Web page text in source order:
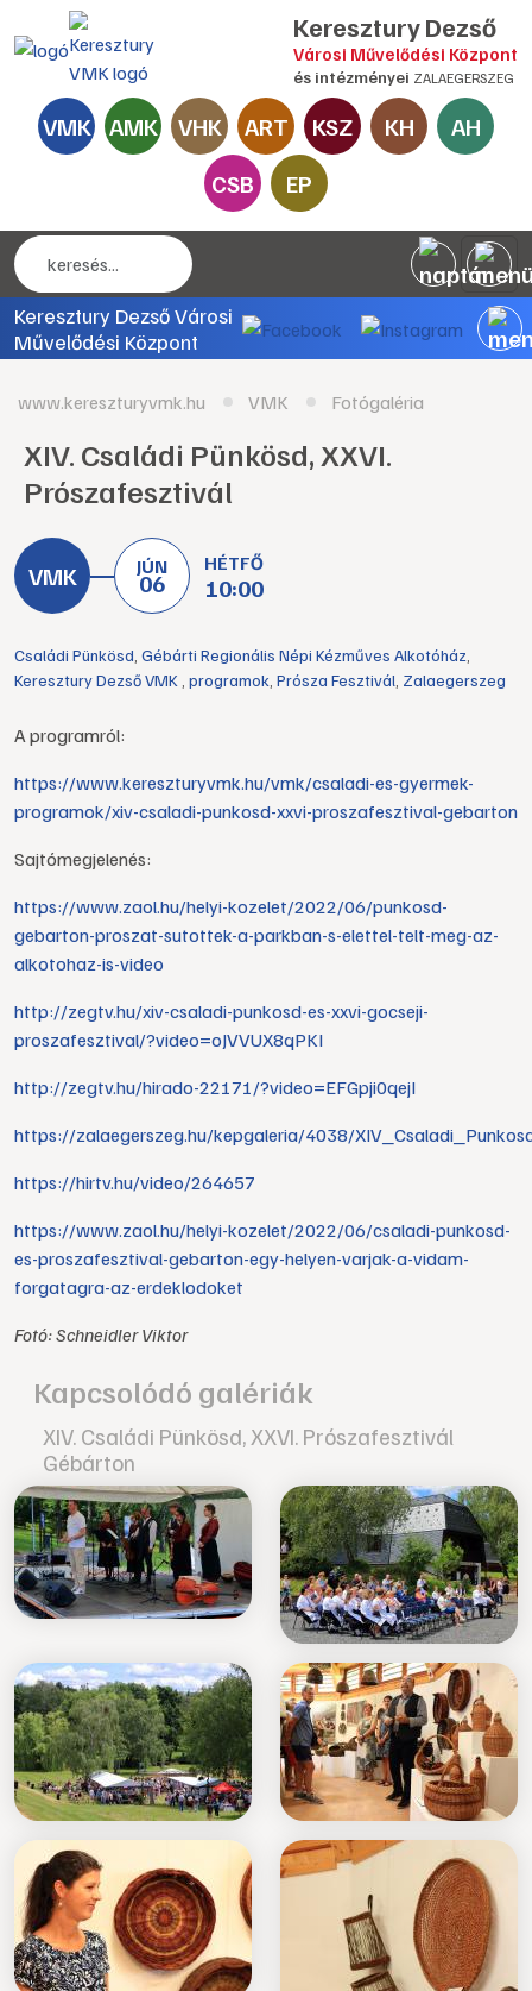
Keresztury Dezső
Városi Művelődési Központ
és intézményei ZALAEGERSZEG
VMK AMK VHK ART KSZ KH
AH
CSB
EP
Keresztury Dezső Városi
Művelődési Központ
www.kereszturyvmk.hu VMK Fotógaléria
XIV. Családi Pünkösd, XXVI.
Prószafesztivál
JÚN
06
HÉTFŐ
10:00
Családi Pünkösd Gébárti Regionális Népi Kézműves Alkotóház
Keresztury Dezső VMK programok Prósza Fesztivál Zalaegerszeg
A programról:
https://www.kereszturyvmk.hu/vmk/csaladi-es-gyermek-
programok/xiv-csaladi-punkosd-xxvi-proszafesztival-gebarton
Sajtómegjelenés:
https://www.zaol.hu/helyi-kozelet/2022/06/punkosd-
gebarton-proszat-sutottek-a-parkban-s-elettel-telt-meg-az-
alkotohaz-is-video
http://zegtv.hu/xiv-csaladi-punkosd-es-xxvi-gocseji-
proszafesztival/?video=oJVVUX8qPKI
http://zegtv.hu/hirado-22171/?video=EFGpji0qejI
https://zalaegerszeg.hu/kepgaleria/4038/
https://hirtv.hu/video/264657
https://www.zaol.hu/helyi-kozelet/2022/06/csaladi-punkosd-
es-proszafesztival-gebarton-egy-helyen-varjak-a-vidam-
forgatagra-az-erdeklodoket
Fotó: Schneidler Viktor
Kapcsolódó galériák
XIV. Családi Pünkösd, XXVI. Prószafesztivál
Gébárton